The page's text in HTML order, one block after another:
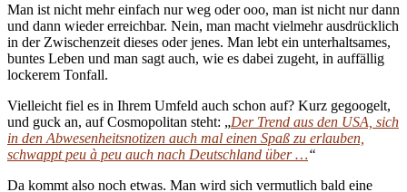
Man ist nicht mehr einfach nur weg oder ooo, man ist nicht nur dann
und dann wieder erreichbar. Nein, man macht vielmehr ausdrücklich
in der Zwischenzeit dieses oder jenes. Man lebt ein unterhaltsames,
buntes Leben und man sagt auch, wie es dabei zugeht, in auffällig
lockerem Tonfall.
Vielleicht fiel es in Ihrem Umfeld auch schon auf? Kurz gegoogelt,
und guck an, auf Cosmopolitan steht: „Der Trend aus den USA, sich
in den Abwesenheitsnotizen auch mal einen Spaß zu erlauben,
schwappt peu à peu auch nach Deutschland über …“
Da kommt also noch etwas. Man wird sich vermutlich bald eine